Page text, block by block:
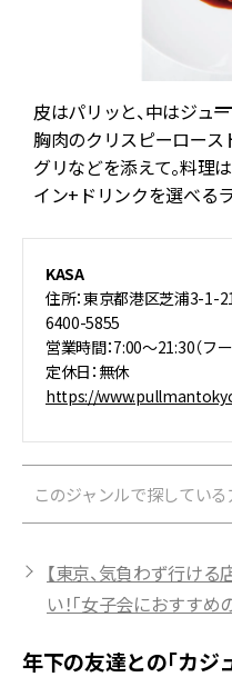
皮はパリッと、中はジュ
胸肉のクリスピーロース
グリなどを添えて。料理
イン+ドリンクを選べる
KASA
住所：東京都港区芝浦3-1-
6400-5855
営業時間：7:00～21:30（フ
定休日：無休
https://
このジャンルで探してい
【東京、気負わず行け
い！「女子会におすすめ
年下の友達との「カジ